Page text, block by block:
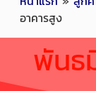
อาคารสูง
พันธ